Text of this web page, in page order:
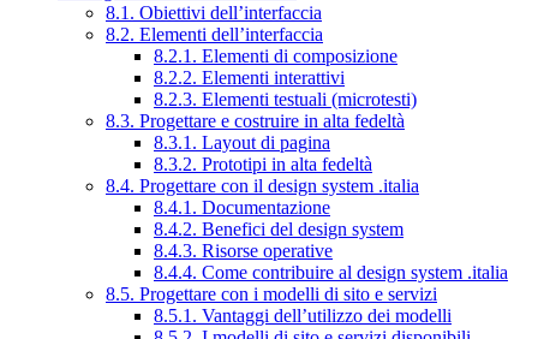
8.1. Obiettivi dell’interfaccia
8.2. Elementi dell’interfaccia
8.2.1. Elementi di composizione
8.2.2. Elementi interattivi
8.2.3. Elementi testuali (microtesti)
8.3. Progettare e costruire in alta fedeltà
8.3.1. Layout di pagina
8.3.2. Prototipi in alta fedeltà
8.4. Progettare con il design system .italia
8.4.1. Documentazione
8.4.2. Benefici del design system
8.4.3. Risorse operative
8.4.4. Come contribuire al design system .italia
8.5. Progettare con i modelli di sito e servizi
8.5.1. Vantaggi dell’utilizzo dei modelli